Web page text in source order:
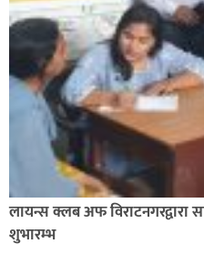
लायन्स क्लब अफ विराटनगरद्वारा
शुभारम्भ